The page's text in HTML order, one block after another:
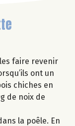
faire revenir
ont un
chiches en
de noix de
la poêle. En